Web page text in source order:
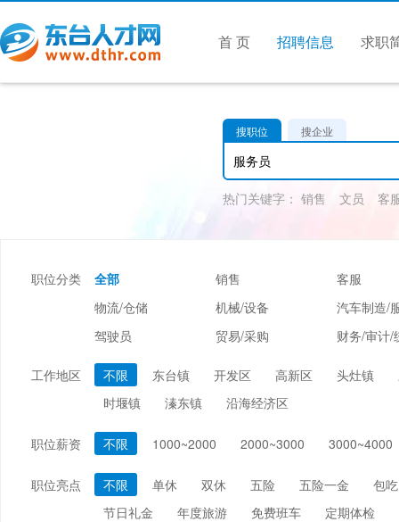
首 页 招聘信息 求职
搜职位 搜企业
热门关键字： 销售 文员 客
职位分类 全部 销售
客服
物流/仓储
机械/设备
汽车制造/
驾驶员
贸易/采购
财务/审计/
美容/美发
市场/媒介/公关
广告/会展/咨询
能源/电力/矿产
环保
工作地区 不限 东台镇 开发区 高新区 头灶镇
时堰镇
溱东镇 沿海经济区
职位薪资 不限 1000~2000 2000~3000 3000~4000
职位亮点 不限 单休 双休 五险 五险一金
包吃
节日礼金
年度旅游 免费班车 定期体检